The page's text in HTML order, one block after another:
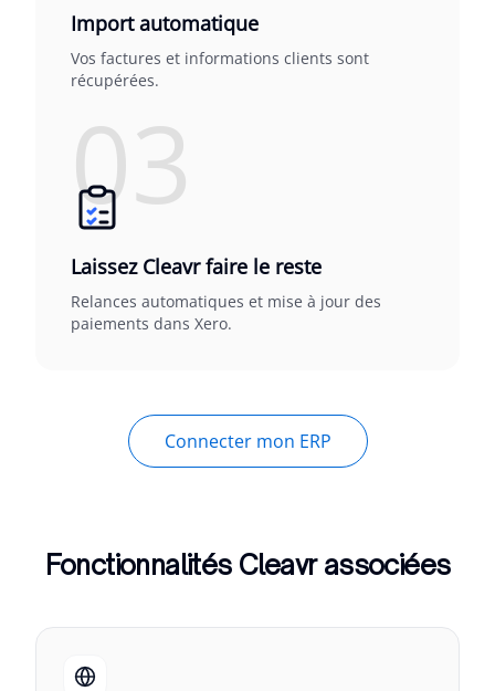
Import automatique
Vos factures et informations clients sont
récupérées.
03
Laissez Cleavr faire le reste
Relances automatiques et mise à jour des
paiements dans Xero.
Connecter mon ERP
Fonctionnalités Cleavr associées